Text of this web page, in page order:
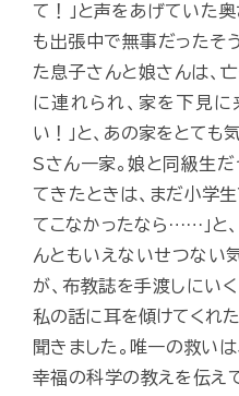
て！」と声をあげていた
も出張中で無事だったそ
た息子さんと娘さんは、
に連れられ、家を下見に
い！」と、あの家をとても
Sさん一家。娘と同級生
てきたときは、まだ小学生
てこなかったなら……」と
んともいえないせつない
が、布教誌を手渡しにい
私の話に耳を傾けてくれ
聞きました。唯一の救いは
幸福の科学の教えを伝え